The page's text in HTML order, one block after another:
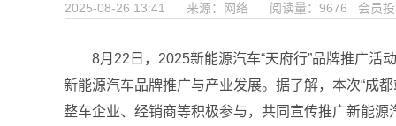
2025-08-26 13:41 来源：网络 阅读量：9676 会员
8月22日，2025新能源汽车“天府行”品牌推广活
新能源汽车品牌推广与产业发展。据了解，本次“成
整车企业、经销商等积极参与，共同宣传推广新能